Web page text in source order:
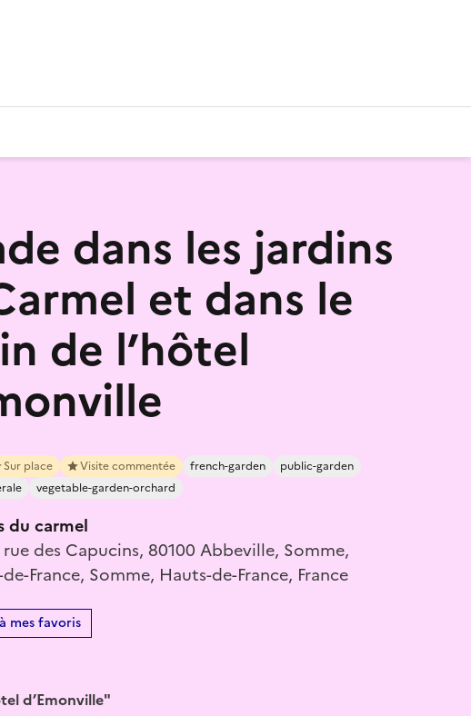
dans les jardins
et dans le
de l’hôtel
Sur place Visite commentée french-garden
public-garden
vegetable-garden-orchard
du carmel
rue des Capucins, 80100 Abbeville, Somme,
France, Somme, Hauts-de-France, France
mes favoris
d’Emonville"